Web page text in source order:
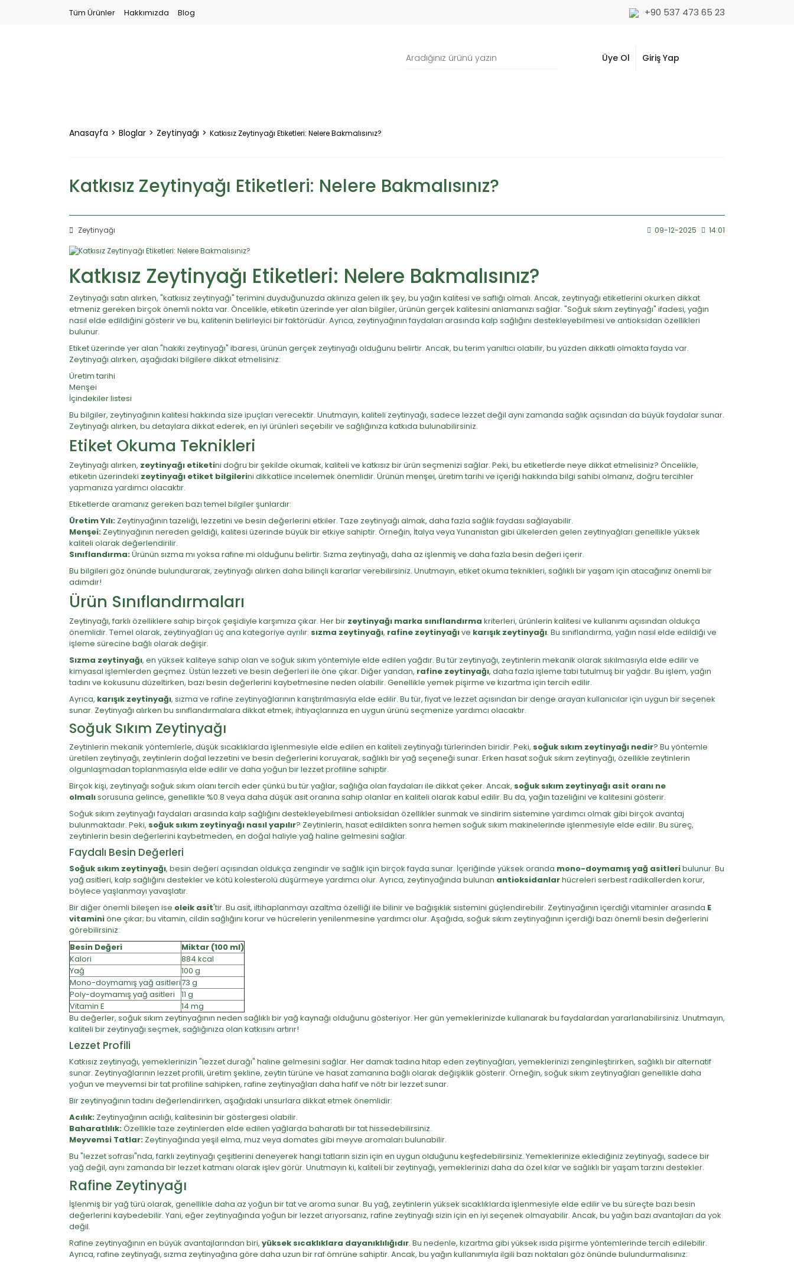
Tüm Ürünler Hakkımızda Blog +90 537 473 65 23
Üye Ol Giriş Yap
Anasayfa Bloglar Zeytinyağı Katkısız Zeytinyağı Etiketleri: Nelere Bakmalısınız?
Katkısız Zeytinyağı Etiketleri: Nelere Bakmalısınız?
Zeytinyağı 09-12-2025 14:01
Katkısız Zeytinyağı Etiketleri: Nelere Bakmalısınız?
Zeytinyağı satın alırken, "katkısız zeytinyağı" terimini duyduğunuzda aklınıza gelen ilk şey, bu yağın kalitesi ve saflığı olmalı. Ancak, zeytinyağı etiketlerini okurken dikkat
etmeniz gereken birçok önemli nokta var. Öncelikle, etiketin üzerinde yer alan bilgiler, ürünün gerçek kalitesini anlamanızı sağlar. "Soğuk sıkım zeytinyağı" ifadesi, yağın
nasıl elde edildiğini gösterir ve bu, kalitenin belirleyici bir faktörüdür. Ayrıca, zeytinyağının faydaları arasında kalp sağlığını destekleyebilmesi ve antioksidan özellikleri
bulunur.
Etiket üzerinde yer alan "hakiki zeytinyağı" ibaresi, ürünün gerçek zeytinyağı olduğunu belirtir. Ancak, bu terim yanıltıcı olabilir, bu yüzden dikkatli olmakta fayda var.
Zeytinyağı alırken, aşağıdaki bilgilere dikkat etmelisiniz:
Üretim tarihi
Menşei
İçindekiler listesi
Bu bilgiler, zeytinyağının kalitesi hakkında size ipuçları verecektir. Unutmayın, kaliteli zeytinyağı, sadece lezzet değil aynı zamanda sağlık açısından da büyük faydalar sunar.
Zeytinyağı alırken, bu detaylara dikkat ederek, en iyi ürünleri seçebilir ve sağlığınıza katkıda bulunabilirsiniz.
Etiket Okuma Teknikleri
Zeytinyağı alırken, zeytinyağı etiketini doğru bir şekilde okumak, kaliteli ve katkısız bir ürün seçmenizi sağlar. Peki, bu etiketlerde neye dikkat etmelisiniz? Öncelikle,
etiketin üzerindeki zeytinyağı etiket bilgilerini dikkatlice incelemek önemlidir. Ürünün menşei, üretim tarihi ve içeriği hakkında bilgi sahibi olmanız, doğru tercihler
yapmanıza yardımcı olacaktır.
Etiketlerde aramanız gereken bazı temel bilgiler şunlardır:
Üretim Yılı: Zeytinyağının tazeliği, lezzetini ve besin değerlerini etkiler. Taze zeytinyağı almak, daha fazla sağlık faydası sağlayabilir.
Menşei: Zeytinyağının nereden geldiği, kalitesi üzerinde büyük bir etkiye sahiptir. Örneğin, İtalya veya Yunanistan gibi ülkelerden gelen zeytinyağları genellikle yüksek
kaliteli olarak değerlendirilir.
Sınıflandırma:Ürünün sızma mı yoksa rafine mi olduğunu belirtir. Sızma zeytinyağı, daha az işlenmiş ve daha fazla besin değeri içerir.
Bu bilgileri göz önünde bulundurarak, zeytinyağı alırken daha bilinçli kararlar verebilirsiniz. Unutmayın, etiket okuma teknikleri, sağlıklı bir yaşam için atacağınız önemli bir
adımdır!
Ürün Sınıflandırmaları
Zeytinyağı, farklı özelliklere sahip birçok çeşidiyle karşımıza çıkar. Her bir zeytinyağı marka sınıflandırma kriterleri, ürünlerin kalitesi ve kullanımı açısından oldukça
önemlidir. Temel olarak, zeytinyağları üç ana kategoriye ayrılır: sızma zeytinyağı, rafine zeytinyağıve karışık zeytinyağı. Bu sınıflandırma, yağın nasıl elde edildiği ve
işleme sürecine bağlı olarak değişir.
Sızma zeytinyağı, en yüksek kaliteye sahip olan ve soğuk sıkım yöntemiyle elde edilen yağdır. Bu tür zeytinyağı, zeytinlerin mekanik olarak sıkılmasıyla elde edilir ve
kimyasal işlemlerden geçmez. Üstün lezzeti ve besin değerleri ile öne çıkar. Diğer yandan, rafine zeytinyağı, daha fazla işleme tabi tutulmuş bir yağdır. Bu işlem, yağın
tadını ve kokusunu düzeltirken, bazı besin değerlerini kaybetmesine neden olabilir. Genellikle yemek pişirme ve kızartma için tercih edilir.
Ayrıca, karışık zeytinyağı, sızma ve rafine zeytinyağlarının karıştırılmasıyla elde edilir. Bu tür, fiyat ve lezzet açısından bir denge arayan kullanıcılar için uygun bir seçenek
sunar. Zeytinyağı alırken bu sınıflandırmalara dikkat etmek, ihtiyaçlarınıza en uygun ürünü seçmenize yardımcı olacaktır.
Soğuk Sıkım Zeytinyağı
Zeytinlerin mekanik yöntemlerle, düşük sıcaklıklarda işlenmesiyle elde edilen en kaliteli zeytinyağı türlerinden biridir. Peki, soğuk sıkım zeytinyağı nedir? Bu yöntemle
üretilen zeytinyağı, zeytinlerin doğal lezzetini ve besin değerlerini koruyarak, sağlıklı bir yağ seçeneği sunar. Erken hasat soğuk sıkım zeytinyağı, özellikle zeytinlerin
olgunlaşmadan toplanmasıyla elde edilir ve daha yoğun bir lezzet profiline sahiptir.
Birçok kişi, zeytinyağı soğuk sıkım olanı tercih eder çünkü bu tür yağlar, sağlığa olan faydaları ile dikkat çeker. Ancak, soğuk sıkım zeytinyağı asit oranı ne
olmalısorusuna gelince, genellikle %0.8 veya daha düşük asit oranına sahip olanlar en kaliteli olarak kabul edilir. Bu da, yağın tazeliğini ve kalitesini gösterir.
Soğuk sıkım zeytinyağı faydaları arasında kalp sağlığını destekleyebilmesi antioksidan özellikler sunmak ve sindirim sistemine yardımcı olmak gibi birçok avantaj
bulunmaktadır. Peki, soğuk sıkım zeytinyağı nasıl yapılır? Zeytinlerin, hasat edildikten sonra hemen soğuk sıkım makinelerinde işlenmesiyle elde edilir. Bu süreç,
zeytinlerin besin değerlerini kaybetmeden, en doğal haliyle yağ haline gelmesini sağlar.
Faydalı Besin Değerleri
Soğuk sıkım zeytinyağı, besin değeri açısından oldukça zengindir ve sağlık için birçok fayda sunar. İçeriğinde yüksek oranda mono-doymamış yağ asitleribulunur. Bu
yağ asitleri, kalp sağlığını destekler ve kötü kolesterolü düşürmeye yardımcı olur. Ayrıca, zeytinyağında bulunan antioksidanlarhücreleri serbest radikallerden korur,
böylece yaşlanmayı yavaşlatır.
Bir diğer önemli bileşen ise oleik asit'tir. Bu asit, iltihaplanmayı azaltma özelliği ile bilinir ve bağışıklık sistemini güçlendirebilir. Zeytinyağının içerdiği vitaminler arasında E
vitaminiöne çıkar; bu vitamin, cildin sağlığını korur ve hücrelerin yenilenmesine yardımcı olur. Aşağıda, soğuk sıkım zeytinyağının içerdiği bazı önemli besin değerlerini
görebilirsiniz:
Besin Değeri
Miktar (100 ml)
Kalori
884 kcal
Yağ
100 g
Mono-doymamış yağ asitleri73 g
Poly-doymamış yağ asitleri
11 g
Vitamin E
14 mg
Bu değerler, soğuk sıkım zeytinyağının neden sağlıklı bir yağ kaynağı olduğunu gösteriyor. Her gün yemeklerinizde kullanarak bu faydalardan yararlanabilirsiniz. Unutmayın,
kaliteli bir zeytinyağı seçmek, sağlığınıza olan katkısını artırır!
Lezzet Profili
Katkısız zeytinyağı, yemeklerinizin "lezzet durağı" haline gelmesini sağlar. Her damak tadına hitap eden zeytinyağları, yemeklerinizi zenginleştirirken, sağlıklı bir alternatif
sunar. Zeytinyağlarının lezzet profili, üretim şekline, zeytin türüne ve hasat zamanına bağlı olarak değişiklik gösterir. Örneğin, soğuk sıkım zeytinyağları genellikle daha
yoğun ve meyvemsi bir tat profiline sahipken, rafine zeytinyağları daha hafif ve nötr bir lezzet sunar.
Bir zeytinyağının tadını değerlendirirken, aşağıdaki unsurlara dikkat etmek önemlidir:
Acılık: Zeytinyağının acılığı, kalitesinin bir göstergesi olabilir.
Baharatlılık:Özellikle taze zeytinlerden elde edilen yağlarda baharatlı bir tat hissedebilirsiniz.
Meyvemsi Tatlar: Zeytinyağında yeşil elma, muz veya domates gibi meyve aromaları bulunabilir.
Bu "lezzet sofrası"nda, farklı zeytinyağı çeşitlerini deneyerek hangi tatların sizin için en uygun olduğunu keşfedebilirsiniz. Yemeklerinize eklediğiniz zeytinyağı, sadece bir
yağ değil, aynı zamanda bir lezzet katmanı olarak işlev görür. Unutmayın ki, kaliteli bir zeytinyağı, yemeklerinizi daha da özel kılar ve sağlıklı bir yaşam tarzını destekler.
Rafine Zeytinyağı
İşlenmiş bir yağ türü olarak, genellikle daha az yoğun bir tat ve aroma sunar. Bu yağ, zeytinlerin yüksek sıcaklıklarda işlenmesiyle elde edilir ve bu süreçte bazı besin
değerlerini kaybedebilir. Yani, eğer zeytinyağında yoğun bir lezzet arıyorsanız, rafine zeytinyağı sizin için en iyi seçenek olmayabilir. Ancak, bu yağın bazı avantajları da yok
değil.
Rafine zeytinyağının en büyük avantajlarından biri, yüksek sıcaklıklara dayanıklılığıdır. Bu nedenle, kızartma gibi yüksek ısıda pişirme yöntemlerinde tercih edilebilir.
Ayrıca, rafine zeytinyağı, sızma zeytinyağına göre daha uzun bir raf ömrüne sahiptir. Ancak, bu yağın kullanımıyla ilgili bazı noktaları göz önünde bulundurmalısınız: